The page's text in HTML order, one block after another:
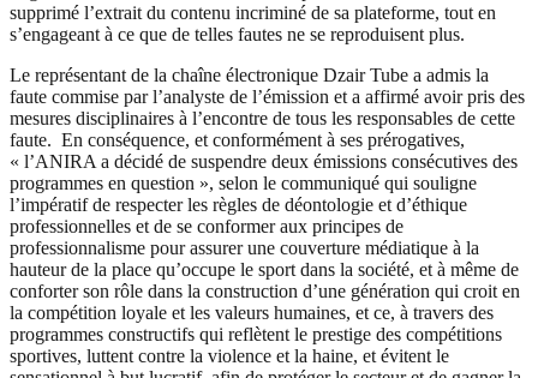
supprimé l’extrait du contenu incriminé de sa plateforme, tout en
s’engageant à ce que de telles fautes ne se reproduisent plus.
Le représentant de la chaîne électronique Dzair Tube a admis la
faute commise par l’analyste de l’émission et a affirmé avoir pris des
mesures disciplinaires à l’encontre de tous les responsables de cette
faute. En conséquence, et conformément à ses prérogatives,
« l’ANIRA a décidé de suspendre deux émissions consécutives des
programmes en question », selon le communiqué qui souligne
l’impératif de respecter les règles de déontologie et d’éthique
professionnelles et de se conformer aux principes de
professionnalisme pour assurer une couverture médiatique à la
hauteur de la place qu’occupe le sport dans la société, et à même de
conforter son rôle dans la construction d’une génération qui croit en
la compétition loyale et les valeurs humaines, et ce, à travers des
programmes constructifs qui reflètent le prestige des compétitions
sportives, luttent contre la violence et la haine, et évitent le